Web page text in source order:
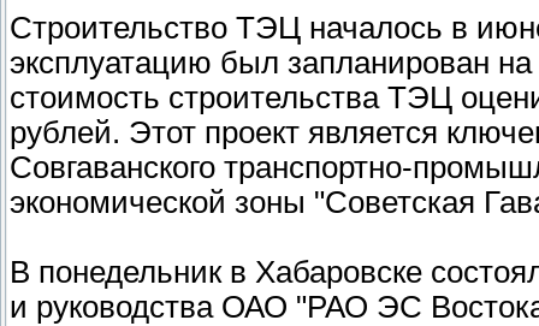
Строительство ТЭЦ началось в
эксплуатацию был запланирован
стоимость строительства ТЭЦ
рублей. Этот проект является
Совгаванского транспортно-
экономической зоны "Советская
В понедельник в Хабаровске
и руководства ОАО "РАО ЭС